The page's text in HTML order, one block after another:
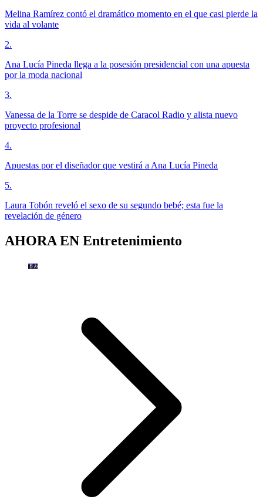
Melina Ramírez contó el dramático momento en el que casi pierde la
vida al volante
2.
Ana Lucía Pineda llega a la posesión presidencial con una apuesta
por la moda nacional
3.
Vanessa de la Torre se despide de Caracol Radio y alista nuevo
proyecto profesional
4.
Apuestas por el diseñador que vestirá a Ana Lucía Pineda
5.
Laura Tobón reveló el sexo de su segundo bebé; esta fue la
revelación de género
AHORA EN Entretenimiento